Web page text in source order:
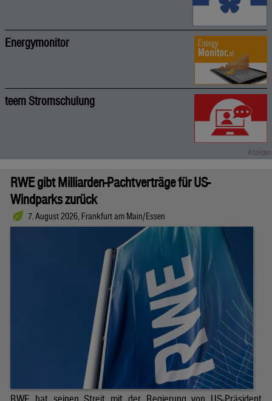
Energymonitor
teem Stromschulung
RWE gibt Milliarden-Pachtverträge für US-
Windparks zurück
7. August 2026, Frankfurt am Main/Essen